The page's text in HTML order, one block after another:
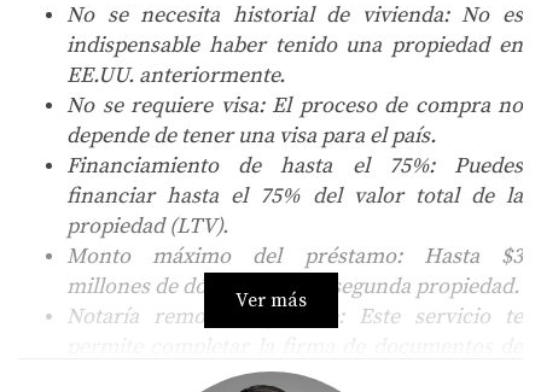
No se necesita historial de vivienda: No es
indispensable haber tenido una propiedad en
EE.UU. anteriormente.
No se requiere visa: El proceso de compra no
depende de tener una visa para el país.
Financiamiento de hasta el 75%: Puedes
financiar hasta el 75% del valor total de la
propiedad (LTV).
Monto máximo del préstamo: Hasta $3
millones de dólares para tu segunda propiedad.
Notaría remota disponible : Este servicio te
manera remota, sin necesidad de estar
Ver más